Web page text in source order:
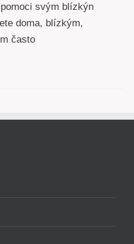
svým blízkýn
doma, blízkým,
často